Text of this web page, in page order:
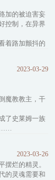
灭的地底
加的被迫害妄
控制，在异界
着路加颤抖的
躲在房间，满
兵工厂……
2023-03-29
魔教教主，干
了史莱姆一族
……
攒侠义值，从
播绘本，与亡
2023-03-26
摆烂的精灵。
的灵魂需要和